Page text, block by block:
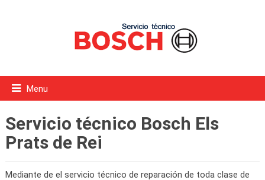
Menu
Servicio técnico Bosch Els
Prats de Rei
Mediante de el servicio técnico de reparación de toda clase de